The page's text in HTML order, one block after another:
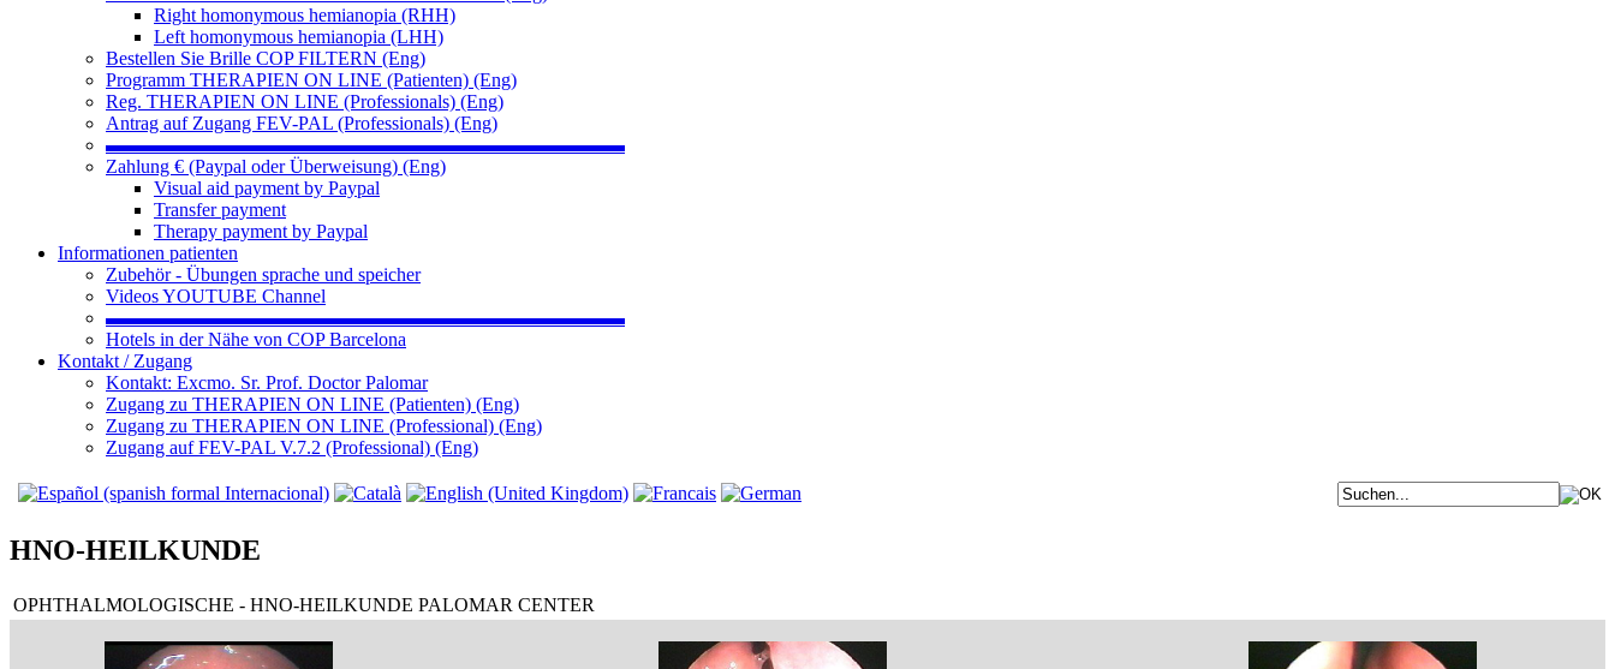
Right homonymous hemianopia (RHH)
Left homonymous hemianopia (LHH)
Bestellen Sie Brille COP FILTERN (Eng)
Programm THERAPIEN ON LINE (Patienten) (Eng)
Reg. THERAPIEN ON LINE (Professionals) (Eng)
Antrag auf Zugang FEV-PAL (Professionals) (Eng)
▬▬▬▬▬▬▬▬▬▬▬▬▬▬▬▬▬▬▬▬▬▬▬▬▬▬▬
Zahlung € (Paypal oder Überweisung) (Eng)
Visual aid payment by Paypal
Transfer payment
Therapy payment by Paypal
Informationen patienten
Zubehör - Übungen sprache und speicher
Videos YOUTUBE Channel
▬▬▬▬▬▬▬▬▬▬▬▬▬▬▬▬▬▬▬▬▬▬▬▬▬▬▬
Hotels in der Nähe von COP Barcelona
Kontakt / Zugang
Kontakt: Excmo. Sr. Prof. Doctor Palomar
Zugang zu THERAPIEN ON LINE (Patienten) (Eng)
Zugang zu THERAPIEN ON LINE (Professional) (Eng)
Zugang auf FEV-PAL V.7.2 (Professional) (Eng)
HNO-HEILKUNDE
OPHTHALMOLOGISCHE - HNO-HEILKUNDE PALOMAR CENTER